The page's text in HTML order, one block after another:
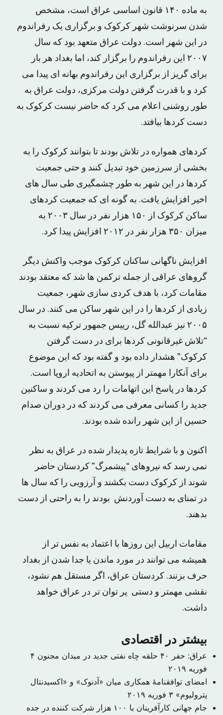
به ماده ۱۴۰ قانون اساسی عراق است، مشخص
شدن سرنوشت شهر کرکوک و برگزاری یک رفراندوم
در این شهر است. دولت عراق متعهد بود که سال
۲۰۰۷ این رفراندوم را برگزار کند، اما بغداد هر بار
برای گریز از برگزاری این رفراندوم بهانه ای پیدا می
کرد و با قدرت گرفتن دولت مرکزی، دولت عراق به
طور روشنی اعلام می کرد که حاضر نیست کرکوک به
دست کردها بیافتد.
کردهای همواره در تلاش بودند تا بتوانند کرکوک را به
بخشی از سرزمین خود تبدیل کنند و حتی جمعیت
کردها در این شهر به طور چشمگیری طی سال های
اخیر افزایش یافت. به گونه ای که جمعیت کردهای
ساکن کرکوک از ۱۵۰ هزار نفر در سال ۲۰۰۳ به
میزان ۳۵۰ هزار نفر در ۲۰۱۲ افزایش پیدا کرد.
افزایش ناگهانی ساکنان کرکوک موجب واکنش دیگر
گروهای عراقی از جمله ترکمن ها شد که معتقد بودند
مقامات کرد، با هدف کردی سازی شهر، جمعیت
زیادی از کردها را در این شهر ساکن می کنند. در سال
۲۰۰۵ نیز عبدالله گل، رییس جمهور ترکیه نسبت به
“تلاش غیرقانونی کردها برای در دست گرفتن
کرکوک” هشدار داده بود و گفته بود که این موضوع
برای آنکارا مهمتر از پیوستن به اتحادیه اروپا است.
کردها در پاسخ این اتهامات را رد می کردند و ساکنین
جدید را کسانی معرفی می کردند که در دوران صدام
حسین از این شهر رانده شده بودند.
اکنون و با شرایط تازه پدیدار شده در عراق به نظر
نمی رسد که نیروهای “پیشمرگ” کردستان حاضر
شوند از کرکوک دست بکشند و آرزویی را که سال ها
در تمنای به دست آوردنش بودند را به راحتی از دست
بدهند.
مقامات اربیل این روزها با اعتماد به نفس تر از
همیشه می توانند در مورد ماندن یا جدا شدن از بغداد
حرف بزنند. کردستان عراق، اگر مستقل هم نشود،
نقشی مهمتر و دستی پر توان تر در عراق خواهد
داشت.
بیشتر در اقتصادی
عراق: حفر ۴۰ حلقه چاه نفتی جدید در میدان مجنون
۴
فوریه ۲۰۱۹
امضای توافقنامهٔ همکاری میان «آدنوک» و «اکسیدنتال
پترولیوم» ۳ فوریه ۲۰۱۹
جام جهانی کارآفرینان با ۱۰۰ هزار شرکت کننده در جده